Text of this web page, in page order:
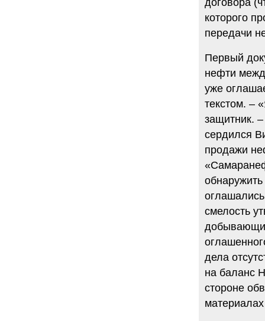
договора
которого
передачи
Первый
нефти
уже
текстом. –
защитник.
сердился
продажи
смелость
дела
на баланс
стороне